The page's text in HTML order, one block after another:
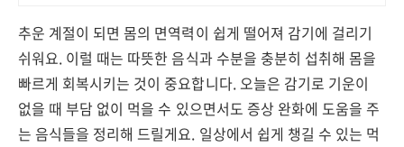
추운 계절이 되면 몸의 면역력이 쉽게 떨어져 감기에 걸리기
쉬워요. 이럴 때는 따뜻한 음식과 수분을 충분히 섭취해 몸을
빠르게 회복시키는 것이 중요합니다. 오늘은 감기로 기운이
없을 때 부담 없이 먹을 수 있으면서도 증상 완화에 도움을 주
는 음식들을 정리해 드릴게요. 일상에서 쉽게 챙길 수 있는 먹